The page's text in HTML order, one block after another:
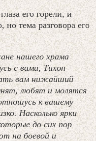
его горели, и
но тема разговора его
нашего храма
с вами, Тихон
вам нижайший
любят и молятся
к вашему
Насколько ярки
до сих пор
на боевой и